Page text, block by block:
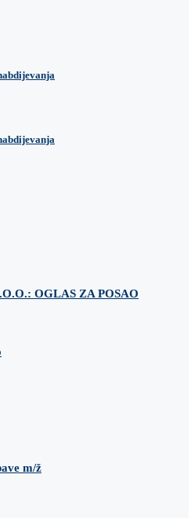
OGLAS ZA POSAO
m/ž